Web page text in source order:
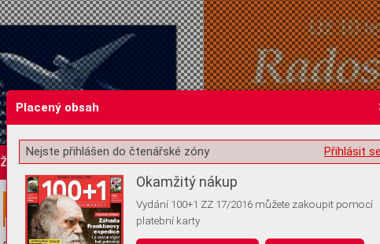
Žádost o souhlas s ukládáním volitelných informací
Placený obsah
Přihlásit
Nejste přihlášen do čtenářské zóny
Okamžitý nákup
Vydání 100+1 ZZ 17/2016 můžete zakoupit pomocí
platební karty